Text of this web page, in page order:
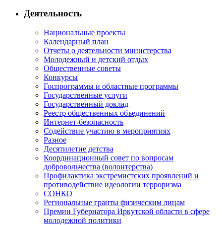
Деятельность
Национальные проекты
Календарный план
Отчеты о деятельности министерства
Молодежный и детский отдых
Общественные советы
Конкурсы
Госпрограммы и областные программы
Государственные услуги
Государственный доклад
Реестр общественных объединений
Интернет-безопасность
Содействие участию в мероприятиях
Разное
Десятилетие детства
Координационный совет по вопросам
добровольчества (волонтерства)
Профилактика экстремистских проявлений и
противодействие идеологии терроризма
СОНКО
Региональные гранты физическим лицам
Премии Губернатора Иркутской области в сфере
молодежной политики